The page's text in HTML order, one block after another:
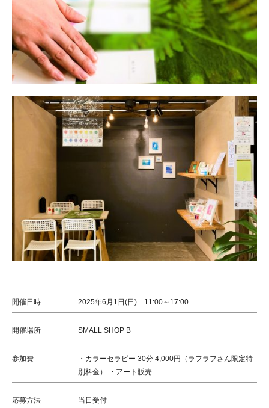
開催日時 2025年6月1日(日) 11:00～17:00
開催場所 SMALL SHOP B
参加費
・カラーセラピー 30分 4,000円（ラフラフさん限定特
別料金） ・アート販売
応募方法
当日受付